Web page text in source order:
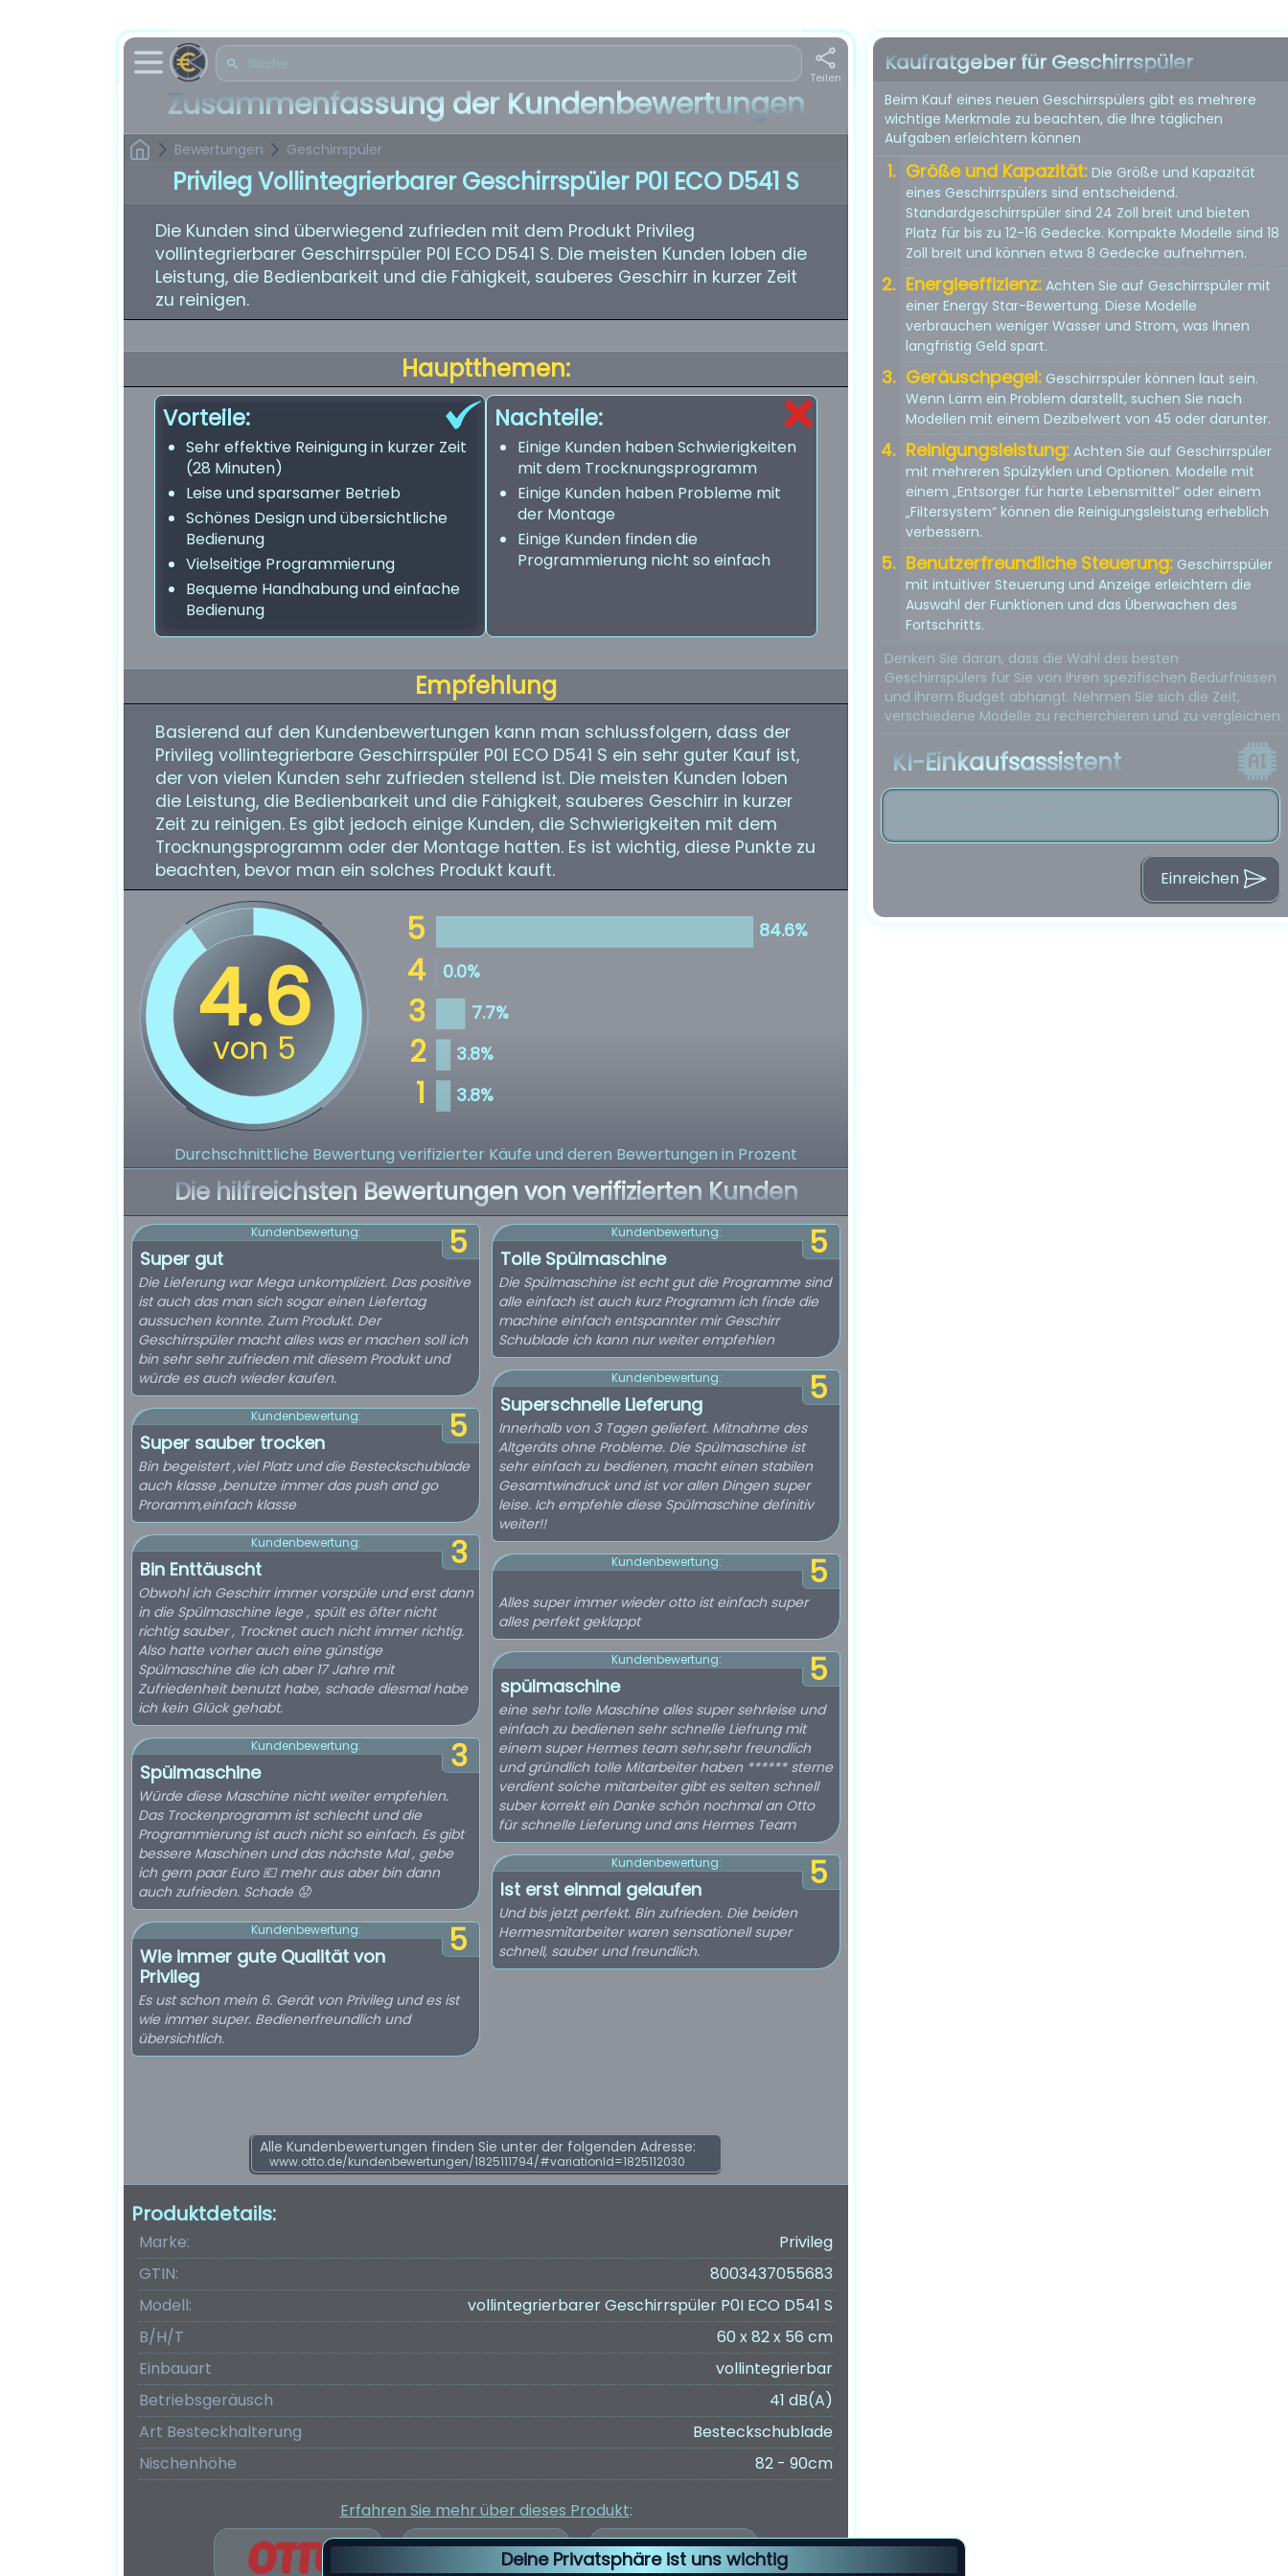
Deine Privatsphäre ist uns wichtig
Teilen
Zusammenfassung der Kundenbewertungen
Bewertungen Geschirrspüler
Privileg Vollintegrierbarer Geschirrspüler P0I ECO D541 S
Die Kunden sind überwiegend zufrieden mit dem Produkt Privileg
vollintegrierbarer Geschirrspüler P0I ECO D541 S. Die meisten Kunden loben die
Leistung, die Bedienbarkeit und die Fähigkeit, sauberes Geschirr in kurzer Zeit
zu reinigen.
Hauptthemen:
Vorteile:
Sehr effektive Reinigung in kurzer Zeit
(28 Minuten)
Leise und sparsamer Betrieb
Schönes Design und übersichtliche
Bedienung
Vielseitige Programmierung
Bequeme Handhabung und einfache
Bedienung
Nachteile:
Einige Kunden haben Schwierigkeiten
mit dem Trocknungsprogramm
Einige Kunden haben Probleme mit
der Montage
Einige Kunden finden die
Programmierung nicht so einfach
Empfehlung
Basierend auf den Kundenbewertungen kann man schlussfolgern, dass der
Privileg vollintegrierbare Geschirrspüler P0I ECO D541 S ein sehr guter Kauf ist,
der von vielen Kunden sehr zufrieden stellend ist. Die meisten Kunden loben
die Leistung, die Bedienbarkeit und die Fähigkeit, sauberes Geschirr in kurzer
Zeit zu reinigen. Es gibt jedoch einige Kunden, die Schwierigkeiten mit dem
Trocknungsprogramm oder der Montage hatten. Es ist wichtig, diese Punkte zu
beachten, bevor man ein solches Produkt kauft.
Durchschnittliche Bewertung verifizierter Käufe und deren Bewertungen in Prozent
Die hilfreichsten Bewertungen von verifizierten Kunden
5
Kundenbewertung:
Super gut
Die Lieferung war Mega unkompliziert. Das positive
ist auch das man sich sogar einen Liefertag
aussuchen konnte. Zum Produkt. Der
Geschirrspüler macht alles was er machen soll ich
bin sehr sehr zufrieden mit diesem Produkt und
würde es auch wieder kaufen.
5
Kundenbewertung:
Super sauber trocken
Bin begeistert ,viel Platz und die Besteckschublade
auch klasse ,benutze immer das push and go
Proramm,einfach klasse
3
Kundenbewertung:
Bin Enttäuscht
Obwohl ich Geschirr immer vorspüle und erst dann
in die Spülmaschine lege , spült es öfter nicht
richtig sauber , Trocknet auch nicht immer richtig.
Also hatte vorher auch eine günstige
Spülmaschine die ich aber 17 Jahre mit
Zufriedenheit benutzt habe, schade diesmal habe
ich kein Glück gehabt.
3
Kundenbewertung:
Spülmaschine
Würde diese Maschine nicht weiter empfehlen.
Das Trockenprogramm ist schlecht und die
Programmierung ist auch nicht so einfach. Es gibt
bessere Maschinen und das nächste Mal , gebe
ich gern paar Euro 💶 mehr aus aber bin dann
auch zufrieden. Schade 😟
5
Kundenbewertung:
Wie immer gute Qualität von
Privileg
Es ust schon mein 6. Gerät von Privileg und es ist
wie immer super. Bedienerfreundlich und
übersichtlich.
5
Kundenbewertung:
Tolle Spülmaschine
Die Spülmaschine ist echt gut die Programme sind
alle einfach ist auch kurz Programm ich finde die
machine einfach entspannter mir Geschirr
Schublade ich kann nur weiter empfehlen
5
Kundenbewertung:
Superschnelle Lieferung
Innerhalb von 3 Tagen geliefert. Mitnahme des
Altgeräts ohne Probleme. Die Spülmaschine ist
sehr einfach zu bedienen, macht einen stabilen
Gesamtwindruck und ist vor allen Dingen super
leise. Ich empfehle diese Spülmaschine definitiv
weiter!!
5
Kundenbewertung:
Alles super immer wieder otto ist einfach super
alles perfekt geklappt
5
Kundenbewertung:
spülmaschine
eine sehr tolle Maschine alles super sehrleise und
einfach zu bedienen sehr schnelle Liefrung mit
einem super Hermes team sehr,sehr freundlich
und gründlich tolle Mitarbeiter haben ****** sterne
verdient solche mitarbeiter gibt es selten schnell
suber korrekt ein Danke schön nochmal an Otto
für schnelle Lieferung und ans Hermes Team
5
Kundenbewertung:
Ist erst einmal gelaufen
Und bis jetzt perfekt. Bin zufrieden. Die beiden
Hermesmitarbeiter waren sensationell super
schnell, sauber und freundlich.
Alle Kundenbewertungen finden Sie unter der folgenden Adresse:
www.otto.de/kundenbewertungen/1825111794/#variationId=1825112030
Produktdetails:
Marke:
Privileg
GTIN:
8003437055683
Modell:
vollintegrierbarer Geschirrspüler P0I ECO D541 S
B/H/T
60 x 82 x 56 cm
Einbauart
vollintegrierbar
Betriebsgeräusch
41 dB(A)
Art Besteckhalterung
Besteckschublade
Nischenhöhe
82 - 90cm
Erfahren Sie mehr über dieses Produkt:
Kaufratgeber für Geschirrspüler
Beim Kauf eines neuen Geschirrspülers gibt es mehrere
wichtige Merkmale zu beachten, die Ihre täglichen
Aufgaben erleichtern können
Größe und Kapazität: Die Größe und Kapazität
eines Geschirrspülers sind entscheidend.
Standardgeschirrspüler sind 24 Zoll breit und bieten
Platz für bis zu 12-16 Gedecke. Kompakte Modelle sind 18
Zoll breit und können etwa 8 Gedecke aufnehmen.
Energieeffizienz: Achten Sie auf Geschirrspüler mit
einer Energy Star-Bewertung. Diese Modelle
verbrauchen weniger Wasser und Strom, was Ihnen
langfristig Geld spart.
Geräuschpegel: Geschirrspüler können laut sein.
Wenn Lärm ein Problem darstellt, suchen Sie nach
Modellen mit einem Dezibelwert von 45 oder darunter.
Reinigungsleistung: Achten Sie auf Geschirrspüler
mit mehreren Spülzyklen und Optionen. Modelle mit
einem „Entsorger für harte Lebensmittel“ oder einem
„Filtersystem“ können die Reinigungsleistung erheblich
verbessern.
Benutzerfreundliche Steuerung: Geschirrspüler
mit intuitiver Steuerung und Anzeige erleichtern die
Auswahl der Funktionen und das Überwachen des
Fortschritts.
Denken Sie daran, dass die Wahl des besten
Geschirrspülers für Sie von Ihren spezifischen Bedürfnissen
und Ihrem Budget abhängt. Nehmen Sie sich die Zeit,
verschiedene Modelle zu recherchieren und zu vergleichen.
KI-Einkaufsassistent
Einreichen